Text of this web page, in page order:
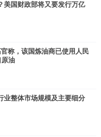
美国财政部将又要发行万亿
称，该国炼油商已使用人民
原油
业整体市场规模及主要细分